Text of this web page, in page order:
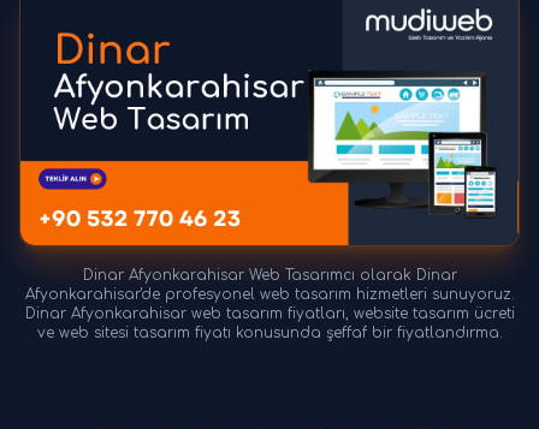
Dinar Afyonkarahisar Web Tasarımcı olarak Dinar
Afyonkarahisar'de profesyonel web tasarım hizmetleri sunuyoruz.
Dinar Afyonkarahisar web tasarım fiyatları, website tasarım ücreti
ve web sitesi tasarım fiyatı konusunda şeffaf bir fiyatlandırma.